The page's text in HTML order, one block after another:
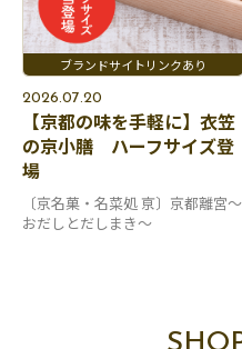
2026.07.20
【京都の味を手軽に】衣笠
の京小膳 ハーフサイズ登
場
〔京名菓・名菜処 亰〕京都離宮～
おだしとだしまき～